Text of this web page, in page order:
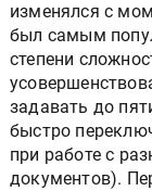
изменялся с
был самым
степени
задавать до
быстро
при работе с
документов).